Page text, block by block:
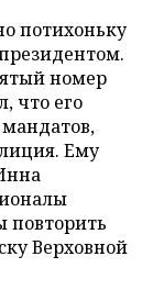
потихоньку
номер
что его
Ему
повторить
Верховной